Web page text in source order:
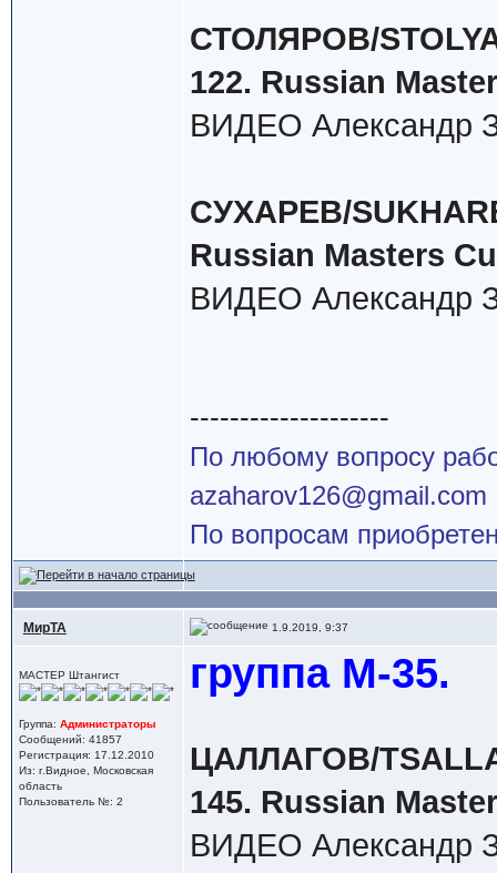
СТОЛЯРОВ/
122. Russian
ВИДЕО Александр
СУХАРЕВ/
Russian Masters
ВИДЕО Александр
--------------------
По любому вопросу
azaharov126@gmail.com
По вопросам
МирТА 1.9.2019, 9:37
МАСТЕР Штангист
Группа: Администраторы
Сообщений: 41857
Регистрация: 17.12.2010
Из: г.Видное, Московская
область
Пользователь №: 2
группа М-35.
ЦАЛЛАГОВ/
145. Russian
ВИДЕО Александр